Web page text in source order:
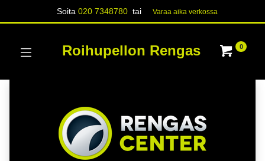
Soita020 7348780 tai Varaa aika verk​​​​ossa
Roihupellon Rengas 0